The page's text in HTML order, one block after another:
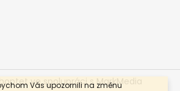
Vás upozornili na změnu
ve spolupráci s MarkMedia